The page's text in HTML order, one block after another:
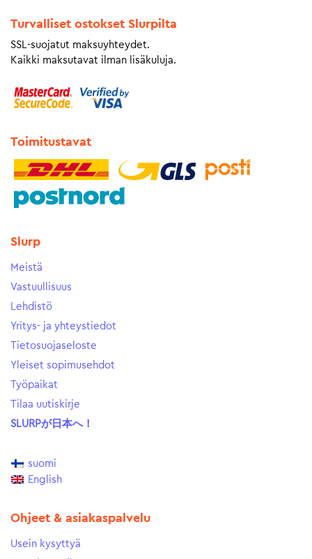
Turvalliset ostokset Slurpilta
SSL-suojatut maksuyhteydet.
Kaikki maksutavat ilman lisäkuluja.
Toimitustavat
Slurp
Meistä
Vastuullisuus
Lehdistö
Yritys- ja yhteystiedot
Tietosuojaseloste
Yleiset sopimusehdot
Työpaikat
Tilaa uutiskirje
SLURPが日本へ！
suomi
English
Ohjeet & asiakaspalvelu
Usein kysyttyä